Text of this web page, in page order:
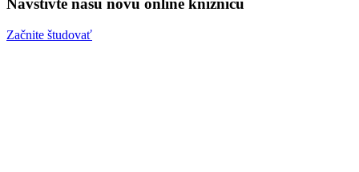
Navštívte našu novú online knižnicu
Začnite študovať